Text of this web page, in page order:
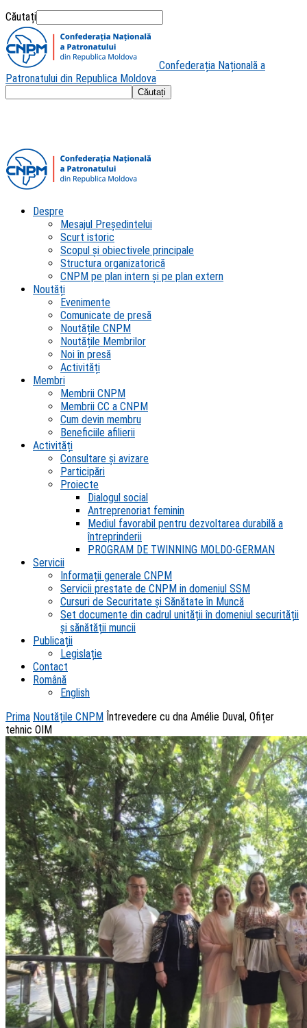
Căutați
Confederația Națională a
Patronatului din Republica Moldova
Despre
Mesajul Președintelui
Scurt istoric
Scopul şi obiectivele principale
Structura organizatorică
CNPM pe plan intern şi pe plan extern
Noutăți
Evenimente
Comunicate de presă
Noutățile CNPM
Noutățile Membrilor
Noi în presă
Activități
Membri
Membrii CNPM
Membrii CC a CNPM
Cum devin membru
Beneficiile afilierii
Activități
Consultare și avizare
Participări
Proiecte
Dialogul social
Antreprenoriat feminin
Mediul favorabil pentru dezvoltarea durabilă a
întreprinderii
PROGRAM DE TWINNING MOLDO-GERMAN
Servicii
Informații generale CNPM
Servicii prestate de CNPM in domeniul SSM
Cursuri de Securitate și Sănătate în Muncă
Set documente din cadrul unității în domeniul securității
și sănătății muncii
Publicații
Legislație
Contact
Română
English
Prima Noutățile CNPM Întrevedere cu dna Amélie Duval, Ofițer
tehnic OIM